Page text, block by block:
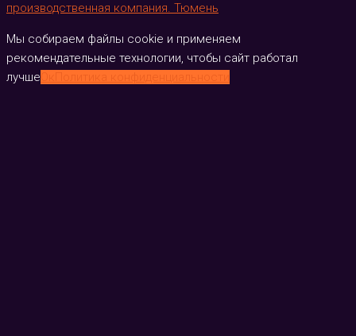
производственная компания. Тюмень
Мы собираем файлы cookie и применяем
рекомендательные технологии, чтобы сайт работал
лучше